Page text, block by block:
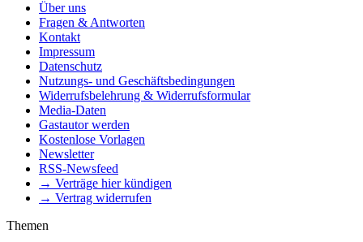
Über uns
Fragen & Antworten
Kontakt
Impressum
Datenschutz
Nutzungs- und Geschäftsbedingungen
Widerrufsbelehrung & Widerrufsformular
Media-Daten
Gastautor werden
Kostenlose Vorlagen
Newsletter
RSS-Newsfeed
→ Verträge hier kündigen
→ Vertrag widerrufen
Themen